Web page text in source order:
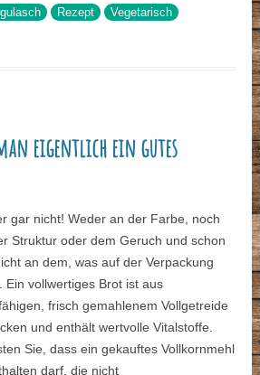
Rezept Vegetarisch
eigentlich ein gutes
gar nicht! Weder an der Farbe, noch
Struktur oder dem Geruch und schon
an dem, was auf der Verpackung
Ein vollwertiges Brot ist aus
frisch gemahlenem Vollgetreide
und enthält wertvolle Vitalstoffe.
Sie, dass ein gekauftes Vollkornmehl
darf, die nicht